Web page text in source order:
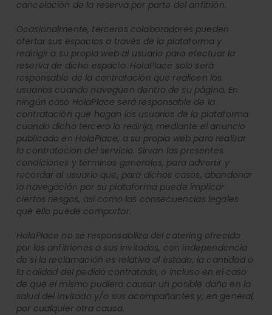
cancelación de la reserva por parte del anfitrión.
Ocasionalmente, terceros colaboradores pueden
ofertar sus espacios a través de la plataforma y
redirigir a su propia web al usuario para efectuar la
reserva de dicho espacio. HolaPlace solo será
responsable de la contratación que realicen los
usuarios cuando naveguen dentro de su página. En
ningún caso HolaPlace será responsable de la
contratación que hagan los usuarios de la plataforma
cuando dicho tercero lo redirija, mediante el anuncio
publicado en HolaPlace, a su propia web para realizar
la contratación del servicio. Sirvan las presentes
condiciones y términos generales, para advertir y
recordar al usuario que, para dichos casos, abandonar
la navegación por su plataforma puede implicar
ciertos riesgos, así como las consecuencias legales
que ello puede comportar.
HolaPlace no se responsabiliza del catering ofrecido
por los anfitriones a sus invitados, con independencia
de si la reclamación es relativa al estado, la cantidad o
la calidad del pedido contratado, o incluso en el caso
de que el mismo pudiera causar un posible daño en la
salud del invitado y/o sus acompañantes y, en general,
por cualquier otra causa.